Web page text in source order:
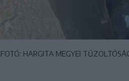
FOTÓ: HARGITA MEGYEI